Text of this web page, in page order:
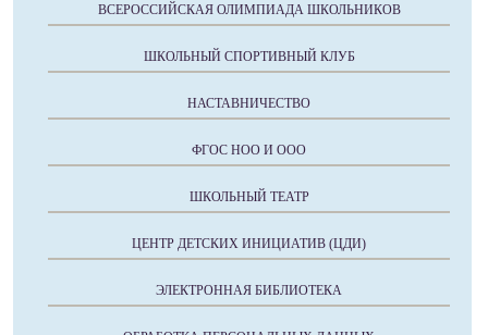
ВСЕРОССИЙСКАЯ ОЛИМПИАДА ШКОЛЬНИКОВ
ШКОЛЬНЫЙ СПОРТИВНЫЙ КЛУБ
НАСТАВНИЧЕСТВО
ФГОС НОО И ООО
ШКОЛЬНЫЙ ТЕАТР
ЦЕНТР ДЕТСКИХ ИНИЦИАТИВ (ЦДИ)
ЭЛЕКТРОННАЯ БИБЛИОТЕКА